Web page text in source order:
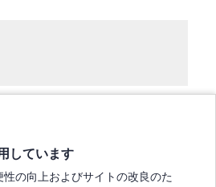
しています
の向上およびサイトの改良のた